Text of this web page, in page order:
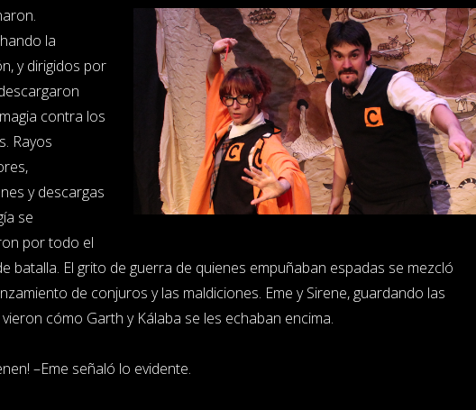
la
y dirigidos por
contra los
Rayos
y descargas
se
por todo el
batalla. El grito de guerra de quienes empuñaban espadas se mezcló
de conjuros y las maldiciones. Eme y Sirene, guardando las
cómo Garth y Kálaba se les echaban encima.
–Eme señaló lo evidente.